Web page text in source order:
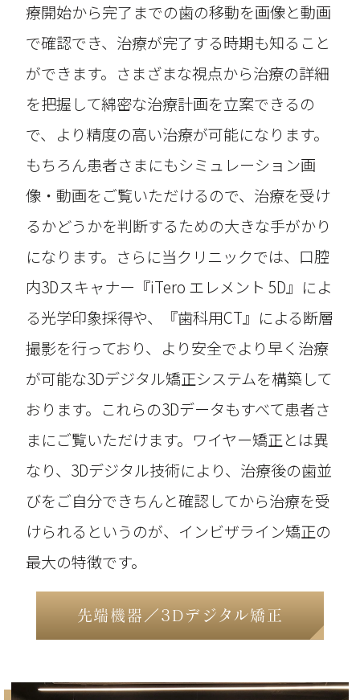
療開始から完了までの歯の移動を画像と動画
で確認でき、治療が完了する時期も知ること
ができます。さまざまな視点から治療の詳細
を把握して綿密な治療計画を立案できるの
で、より精度の高い治療が可能になります。
もちろん患者さまにもシミュレーション画
像・動画をご覧いただけるので、治療を受け
るかどうかを判断するための大きな手がかり
になります。さらに当クリニックでは、口腔
内3Dスキャナー『iTero エレメント 5D』によ
る光学印象採得や、『歯科用CT』による断層
撮影を行っており、より安全でより早く治療
が可能な3Dデジタル矯正システムを構築して
おります。これらの3Dデータもすべて患者さ
まにご覧いただけます。ワイヤー矯正とは異
なり、3Dデジタル技術により、治療後の歯並
びをご自分できちんと確認してから治療を受
けられるというのが、インビザライン矯正の
最大の特徴です。
先端機器／3Dデジタル矯正